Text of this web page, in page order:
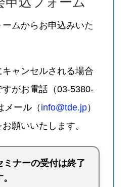
ムからお申込みいた
ャンセルされる場合
がお電話（03-5380-
メール（info@tde.jp）
願いいたします。
ミナーの受付は終了